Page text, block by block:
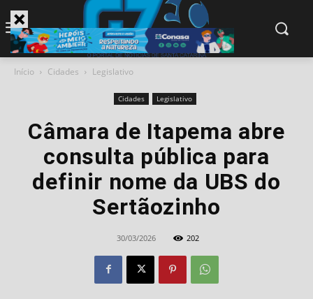
Início Cidades Legislativo
Cidades Legislativo
Câmara de Itapema abre
consulta pública para
definir nome da UBS do
Sertãozinho
30/03/2026 202
modal-check